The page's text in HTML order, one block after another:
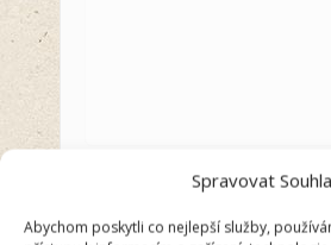
Spravovat
Abychom poskytli co nejlepší služby,